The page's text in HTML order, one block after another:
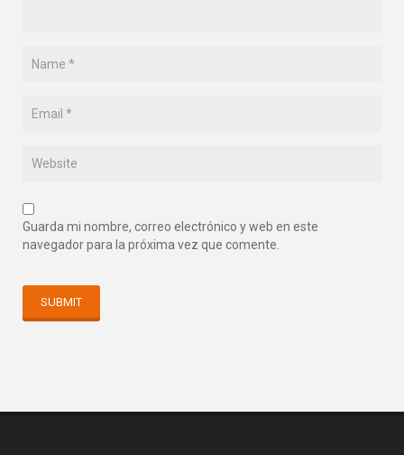
Guarda mi nombre, correo electrónico y web en este
navegador para la próxima vez que comente.